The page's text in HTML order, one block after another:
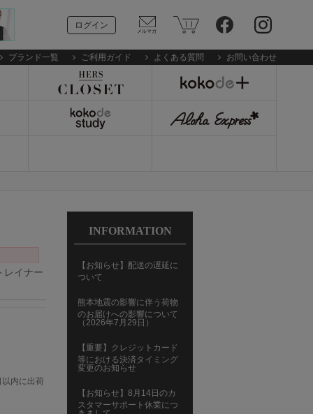
ログイン
ブランド一覧 ご利用ガイド よくある質問 お問い合わせ
レイナー
内に出荷
INFORMATION
【お知らせ】配送の遅延に
ついて
熊本地震の影響に伴う荷物
のお届けへの影響について
（2026年7月29日）
【重要】クレジットカード
等における決済タイミング
変更のお知らせ
【お知らせ】8月14日のカ
スタマーサポート休業につ